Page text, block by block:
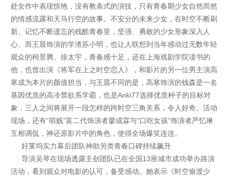
处女作中表现惊艳，没有教条式的演技，只有青春期少女自然而然
的情感流露和天马行空的故事。不安分的未来少女，在时空不断刷
新、记忆不断遗忘的残酷青春里，坚强、勇敢的少女形象深入人
心。而王晨饰演的学渣苏小明，也让人联想到当年感动过无数年轻
观众的柯景腾、徐太宇，青春感十足，还在上海戏剧学院读书的
他，也曾出演《将军在上之时空恋人》，和影片的另一位男主演高
寒成为本片的颜值担当，与王晨不同的是，高寒饰演的钱森是一名
基因优质的高冷禁欲系学霸，也是Anki77选择优质种子的目标对
象，三人之间将展开一段怎样的跨时空三角关系，令人好奇。活动
现场，还有“萌贱”富二代饰演者廖成霖与“口吃女孩”饰演者严忆琳
互相调侃，神还原影片中的角色，使得全场爆笑连连。
好莱坞实力幕后团队神助另类青春口碑持续飙升
导演吴琴在现场透露主创团队已在全国13座城市成功举办路演
活动，看到观众对电影的认可，备受感动。她表示《时空偷渡少